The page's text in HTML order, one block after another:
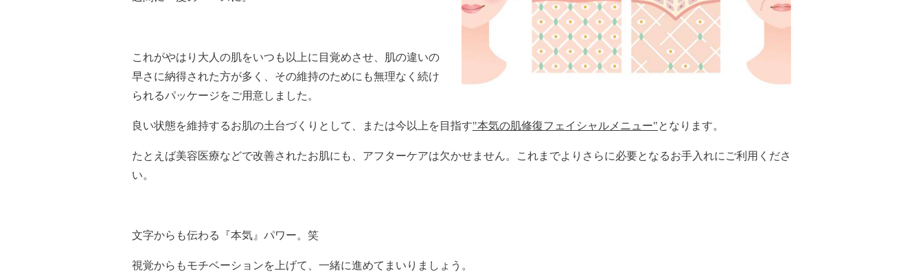
これがやはり大人の肌をいつも以上に目覚めさせ、肌の違いの
早さに納得された方が多く、その維持のためにも無理なく続け
られるパッケージをご用意しました。
良い状態を維持するお肌の土台づくりとして、または今以上を目指す"本気の肌修復フェイシャルメニュー"となります。
たとえば美容医療などで改善されたお肌にも、アフターケアは欠かせません。これまでよりさらに必要となるお手入れにご利用くださ
い。
文字からも伝わる『本気』パワー。笑
視覚からもモチベーションを上げて、一緒に進めてまいりましょう。